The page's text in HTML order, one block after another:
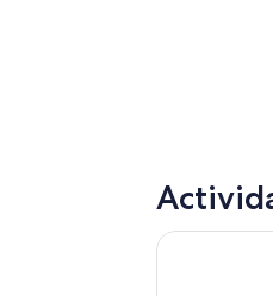
Xplor Park -